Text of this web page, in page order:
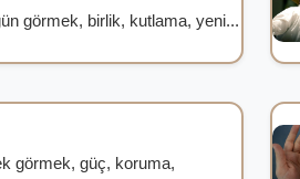
görmek, birlik, kutlama, yeni...
görmek, güç, koruma,